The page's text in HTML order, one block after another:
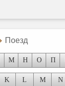
Поезд
М Н О П
K L M N